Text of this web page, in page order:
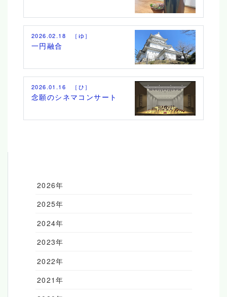
2026.02.18 ［ゆ］
一円融合
2026.01.16 ［ひ］
念願のシネマコンサート
2026年
2025年
2024年
2023年
2022年
2021年